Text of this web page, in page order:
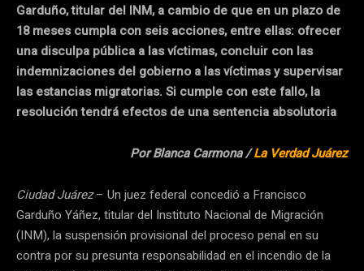
Garduño, titular del INM, a cambio de que en un plazo de
18 meses cumpla con seis acciones, entre ellas: ofrecer
una disculpa pública a las víctimas, concluir con las
indemnizaciones del gobierno a las víctimas y supervisar
las estancias migratorias. Si cumple con este fallo, la
resolución tendrá efectos de una sentencia absolutoria
Por Blanca Carmona /La Verdad Juárez
Ciudad Juárez– Un juez federal concedió a Francisco
Garduño Yáñez, titular del Instituto Nacional de Migración
(INM), la suspensión provisional del proceso penal en su
contra por su presunta responsabilidad en el incendio de la